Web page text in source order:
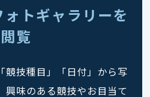
トギャラリーを
閲覧
競技種目」「日付」から写
興味のある競技やお目当て